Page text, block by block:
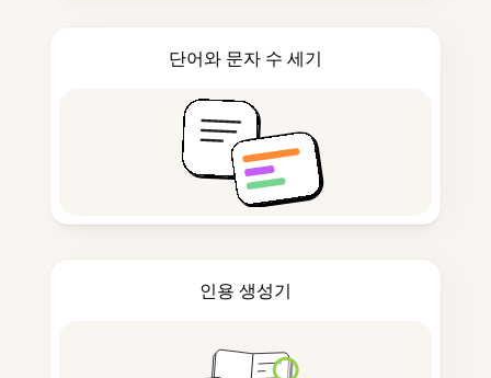
단어와 문자 수 세기
인용 생성기